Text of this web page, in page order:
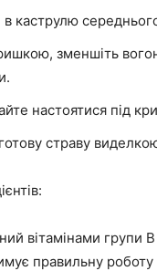
в каструлю
зменшіть
настоятися під
страву
вітамінами групи
правильну